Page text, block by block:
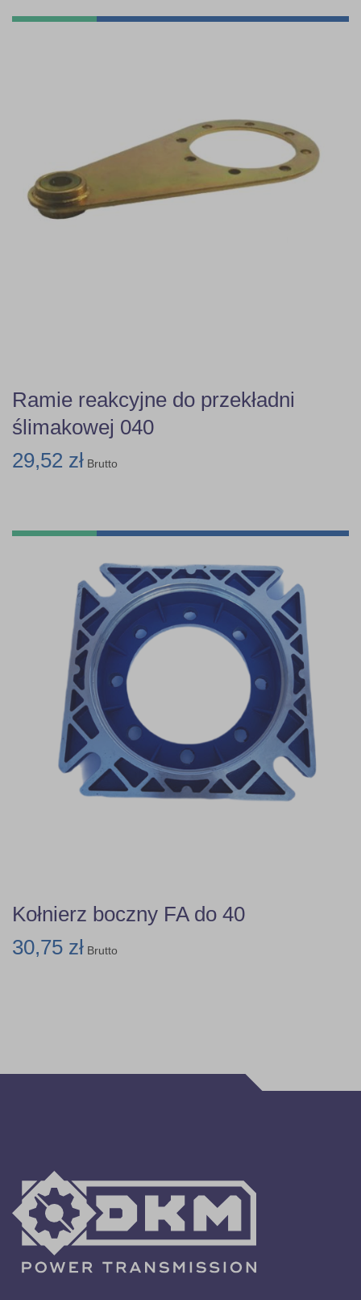
Ramie reakcyjne do przekładni
ślimakowej 040
29,52 zł Brutto
Kołnierz boczny FA do 40
30,75 zł Brutto